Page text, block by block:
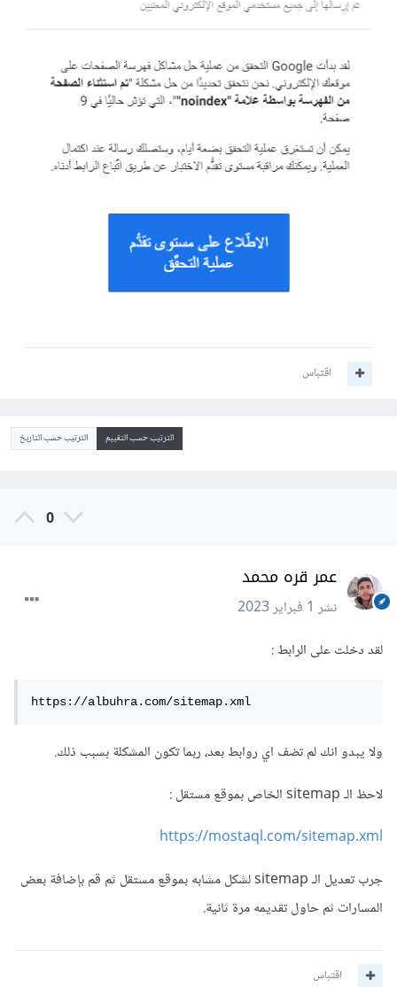
اقتباس
الترتيب حسب التقييم الترتيب حسب التاريخ
0
عمر قره محمد
نشر1 فبراير 2023
لقد دخلت على الرابط
https://albuhra.com/sitemap.xml
ولا يبدو انك لم تضف اي روابط بعد، ربما تكون المشكلة بسبب ذلك.
لاحظ الـ sitemap الخاص بموقع مستقل
https://mostaql.com/sitemap.xml
جرب تعديل الـ
sitemap لشكل مشابه بموقع مستقل ثم قم بإضافة بعض
المسارات ثم حاول تقديمه مرة ثانية.
اقتباس